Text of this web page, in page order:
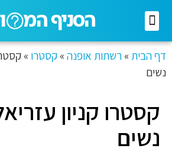
דף הבית » רשתות אופנה » קסטרו »
נשים
קסטרו קניון
נשים